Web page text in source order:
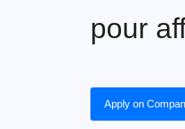
pour
Apply on